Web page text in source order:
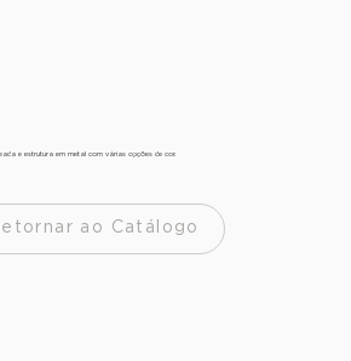
e estrutura em metal com várias opções de cor.
ao Catálogo